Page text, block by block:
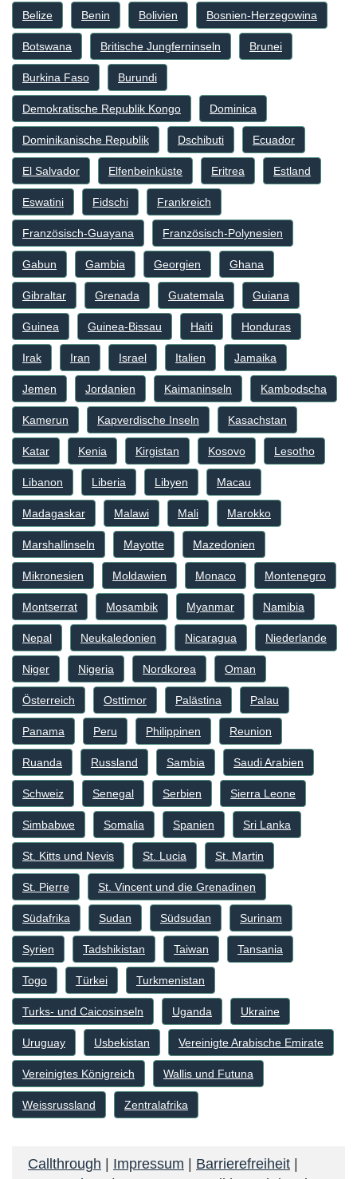
Belize Benin Bolivien Bosnien-Herzegowina
Botswana Britische Jungferninseln Brunei
Burkina Faso Burundi
Demokratische Republik Kongo Dominica
Dominikanische Republik Dschibuti Ecuador
El Salvador Elfenbeinküste Eritrea Estland
Eswatini Fidschi Frankreich
Französisch-Guayana Französisch-Polynesien
Gabun Gambia Georgien Ghana
Gibraltar Grenada Guatemala Guiana
Guinea Guinea-Bissau Haiti Honduras
Irak Iran Israel Italien Jamaika
Jemen Jordanien Kaimaninseln Kambodscha
Kamerun Kapverdische Inseln Kasachstan
Katar Kenia Kirgistan Kosovo Lesotho
Libanon Liberia Libyen Macau
Madagaskar Malawi Mali Marokko
Marshallinseln Mayotte Mazedonien
Mikronesien Moldawien Monaco Montenegro
Montserrat Mosambik Myanmar Namibia
Nepal Neukaledonien Nicaragua Niederlande
Niger Nigeria Nordkorea Oman
Österreich Osttimor Palästina Palau
Panama Peru Philippinen Reunion
Ruanda Russland Sambia Saudi Arabien
Schweiz Senegal Serbien Sierra Leone
Simbabwe Somalia Spanien Sri Lanka
St. Kitts und Nevis St. Lucia St. Martin
St. Pierre St. Vincent und die Grenadinen
Südafrika Sudan Südsudan Surinam
Syrien Tadshikistan Taiwan Tansania
Togo Türkei Turkmenistan
Turks- und Caicosinseln Uganda Ukraine
Uruguay Usbekistan Vereinigte Arabische Emirate
Vereinigtes Königreich Wallis und Futuna
Weissrussland Zentralafrika
Callthrough | Impressum | Barrierefreiheit |